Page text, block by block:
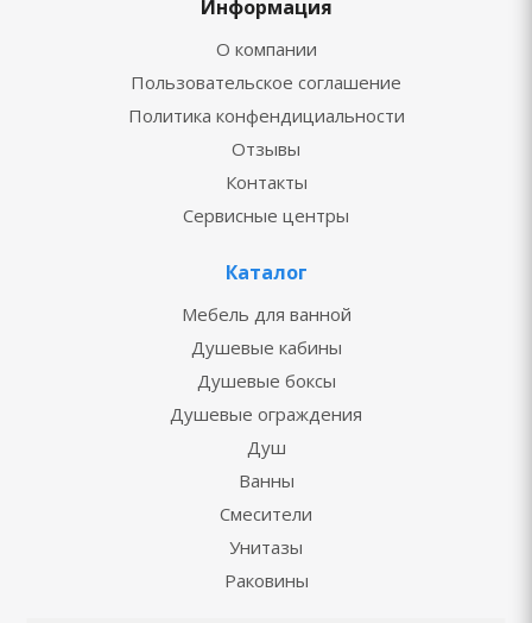
Информация
О компании
Пользовательское соглашение
Политика конфендициальности
Отзывы
Контакты
Сервисные центры
Каталог
Мебель для ванной
Душевые кабины
Душевые боксы
Душевые ограждения
Душ
Ванны
Смесители
Унитазы
Раковины